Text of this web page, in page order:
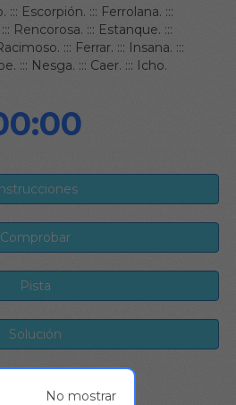
::: Escorpión. ::: Ferrolana. :::
::: Rencorosa. ::: Estanque. :::
::: Ferrar. ::: Insana. :::
::: Nesga. ::: Caer. ::: Icho.
No mostrar